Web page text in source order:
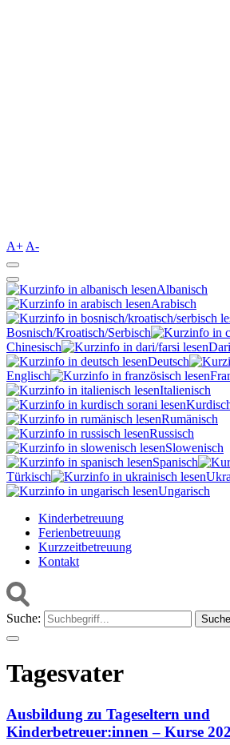
A+ A-
Albanisch
Arabisch
Bosnisch/Kroatisch/Serbisch
Chinesisch
Deutsch
Englisch
Italienisch
Rumänisch
Russisch
Slowenisch
Spanisch
Türkisch
Ungarisch
Kinderbetreuung
Ferienbetreuung
Kurzzeitbetreuung
Kontakt
Suche:
Tagesvater
Ausbildung zu Tageseltern und
Kinderbetreuer:innen – Kurse